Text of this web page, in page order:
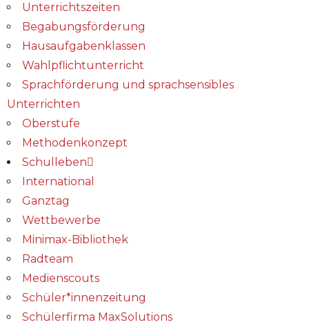
Unterrichtszeiten
Begabungs­förderung
Hausaufgabenklassen
Wahlpflichtunterricht
Sprachförderung und sprachsensibles
Unterrichten
Oberstufe
Methodenkonzept
Schulleben
International
Ganztag
Wettbewerbe
Minimax-Bibliothek​
Radteam
Medienscouts
Schüler*innenzeitung
Schülerfirma MaxSolutions